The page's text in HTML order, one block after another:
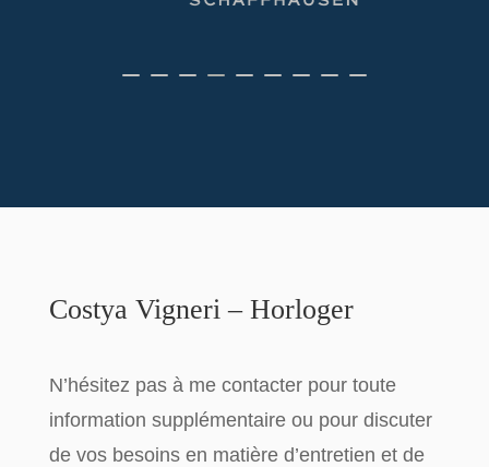
Costya Vigneri – Horloger
N’hésitez pas à me contacter pour toute
information supplémentaireou pour discuter
de vos besoins en matière d’entretien et de